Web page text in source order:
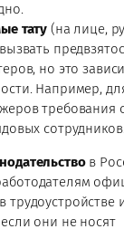
тату (на лице,
но это
Например,
требования
в
трудоустройстве
они не носят